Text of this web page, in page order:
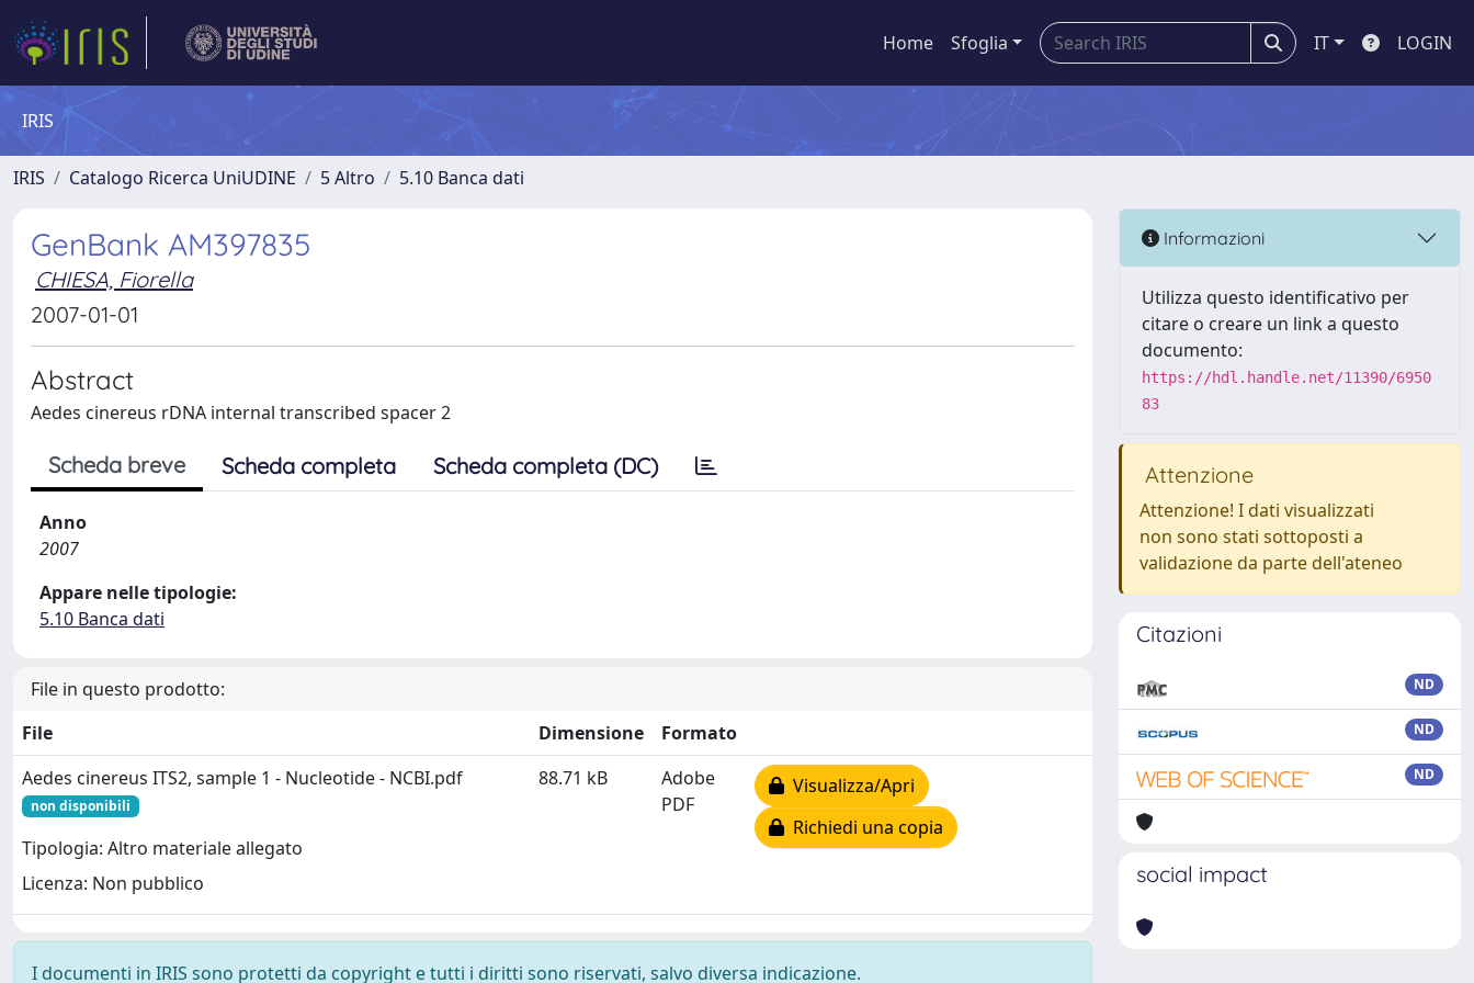
Home Sfoglia IT LOGIN
IRIS
IRIS Catalogo Ricerca UniUDINE 5 Altro 5.10 Banca dati
GenBank AM397835
CHIESA, Fiorella
2007-01-01
Abstract
Aedes cinereus rDNA internal transcribed spacer 2
Scheda breve Scheda completa Scheda completa (DC)
Anno
2007
Appare nelle tipologie:
5.10 Banca dati
File in questo prodotto:
File
Dimensione
Formato
Aedes cinereus ITS2, sample 1 - Nucleotide - NCBI.pdf
non disponibili
Tipologia: Altro materiale allegato
Licenza: Non pubblico
88.71 kB
Adobe
PDF
Visualizza/Apri
Richiedi una copia
I documenti in IRIS sono protetti da copyright e tutti i diritti sono riservati, salvo diversa indicazione.
Informazioni
Utilizza questo identificativo per
citare o creare un link a questo
documento:
https://hdl.handle.net/11390/6950
83
Attenzione
Attenzione! I dati visualizzati
non sono stati sottoposti a
validazione da parte dell'ateneo
Citazioni
ND
ND
ND
social impact